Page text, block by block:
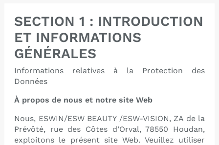
SECTION 1 : INTRODUCTION
ET INFORMATIONS
GÉNÉRALES
Informations relatives à la Protection des
Données
À propos de nous et notre site Web
Nous, ESWIN/ESW BEAUTY /ESW-VISION, ZA de la
Prévôté, rue des Côtes d’Orval, 78550 Houdan,
exploitons le présent site Web. Veuillez utiliser